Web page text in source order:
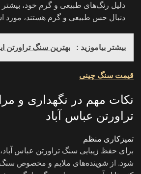
دلیل رنگ‌های طبیعی و گرم خود، بیشتر
دنبال حس طبیعی و گرم هستند، مورد
بیشتر بیاموزید : بهترین سنگ تراورتن
قیمت سنگ چینی
نکات مهم در نگهداری و
تراورتن عباس آباد
تمیزکاری منظم
برای حفظ زیبایی سنگ تراورتن عباس
شود. از شوینده‌های ملایم و مخصوص